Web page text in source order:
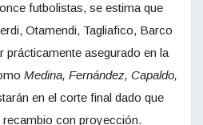
futbolistas, se estima que
Otamendi, Tagliafico, Barco
prácticamente asegurado en la
Medina, Fernández, Capaldo,
en el corte final dado que
con proyección.